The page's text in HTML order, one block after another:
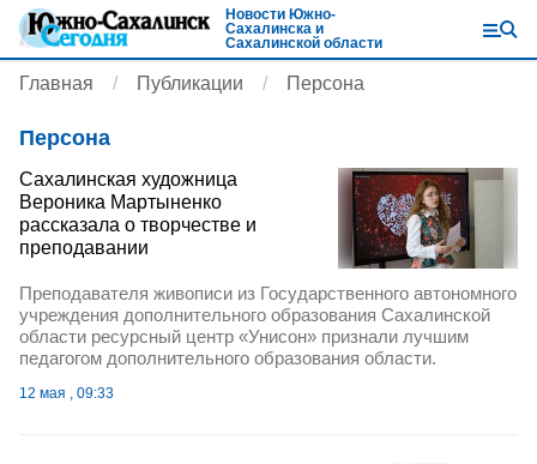
Новости Южно-
Сахалинска и
Сахалинской области
Главная Публикации Персона
Персона
Сахалинская художница
Вероника Мартыненко
рассказала о творчестве и
преподавании
Преподавателя живописи из Государственного автономного
учреждения дополнительного образования Сахалинской
области ресурсный центр «Унисон» признали лучшим
педагогом дополнительного образования области.
12 мая , 09:33